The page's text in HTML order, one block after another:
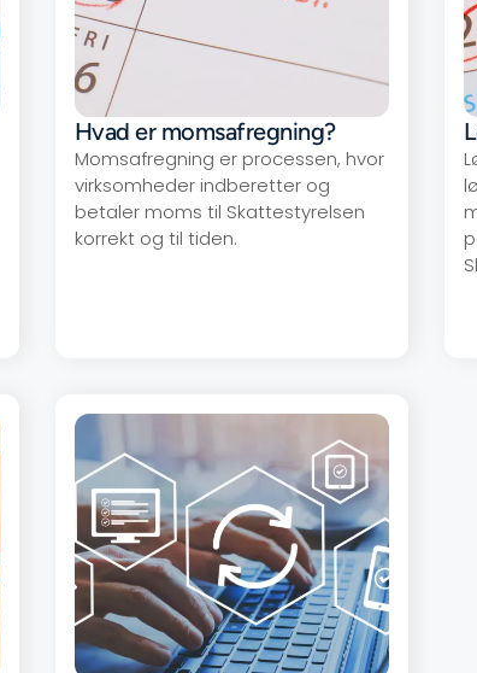
Hvad er momsafregning?
Momsafregning er processen, hvor
virksomheder indberetter og
betaler moms til Skattestyrelsen
korrekt og til tiden.